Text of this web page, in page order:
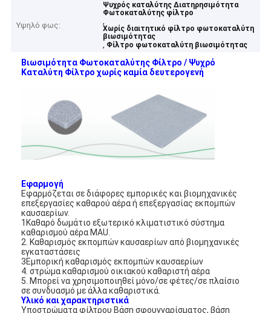
Υψηλό φως:
Ψυχρός καταλύτης Διατηρησιμότητα
Φωτοκαταλύτης φίλτρο
,
Χωρίς διαιτητικό φίλτρο φωτοκαταλύτη
βιωσιμότητας
, Φίλτρο φωτοκαταλύτη βιωσιμότητας
Βιωσιμότητα Φωτοκαταλύτης Φίλτρο / Ψυχρό
Καταλύτη Φίλτρο χωρίς καμία δευτερογενή
Εφαρμογή
Εφαρμόζεται σε διάφορες εμπορικές και βιομηχανικές
επεξεργασίες καθαρού αέρα ή επεξεργασίας εκπομπών
καυσαερίων.
1Καθαρό δωμάτιο εξωτερικό κλιματιστικό σύστημα
καθαρισμού αέρα MAU.
2. Καθαρισμός εκπομπών καυσαερίων από βιομηχανικές
εγκαταστάσεις
3Εμπορική καθαρισμός εκπομπών καυσαερίων
4. στρώμα καθαρισμού οικιακού καθαριστή αέρα
5. Μπορεί να χρησιμοποιηθεί μόνο/σε φέτες/σε πλαίσιο
σε συνδυασμό με άλλα καθαριστικά.
Υλικό και χαρακτηριστικά
Υποστρώματα φίλτρου Βάση σφουγγαρίσματος, βάση